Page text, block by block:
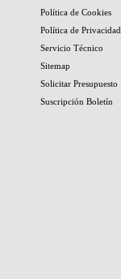
Política de Cookies
Política de Privacidad
Servicio Técnico
Sitemap
Solicitar Presupuesto
Suscripción Boletín